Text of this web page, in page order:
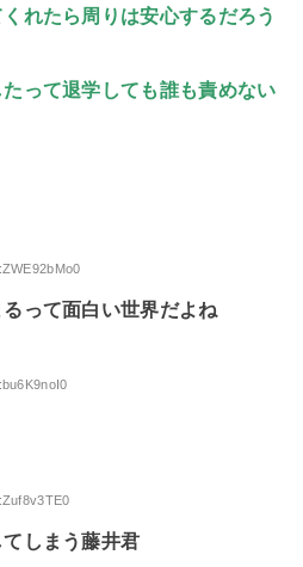
れたら周りは安心するだろう
って退学しても誰も責めない
って面白い世界だよね
しまう藤井君